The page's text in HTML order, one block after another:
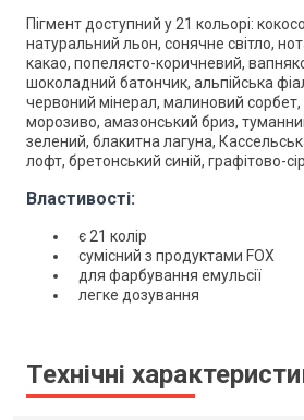
Пігмент доступний у 21 кольорі:
натуральний льон, сонячне світло,
какао, попелясто-коричневий,
шоколадний батончик, альпійська
червоний мінерал, малиновий
морозиво, амазонський бриз,
зелений, блакитна лагуна,
лофт, бретонський синій, графітово-
Властивості:
є 21 колір
сумісний з продуктами FOX
для фарбування емульсії
легке дозування
Технічні